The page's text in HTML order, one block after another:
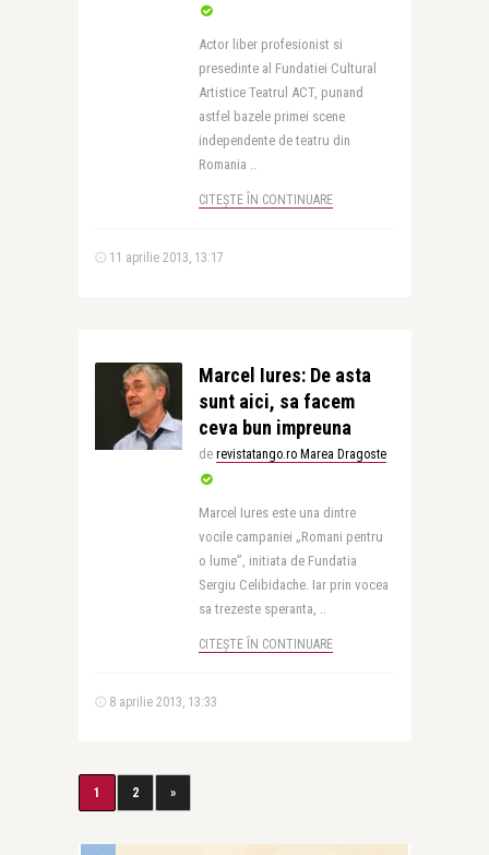
Actor liber profesionist si
presedinte al Fundatiei Cultural
Artistice Teatrul ACT, punand
astfel bazele primei scene
independente de teatru din
Romania ..
CITEȘTE ÎN CONTINUARE
11 aprilie 2013, 13:17
Marcel Iures: De asta
sunt aici, sa facem
ceva bun impreuna
de revistatango.ro Marea Dragoste
Marcel Iures este una dintre
vocile campaniei „Romani pentru
o lume”, initiata de Fundatia
Sergiu Celibidache. Iar prin vocea
sa trezeste speranta, ..
CITEȘTE ÎN CONTINUARE
8 aprilie 2013, 13:33
1 2 »